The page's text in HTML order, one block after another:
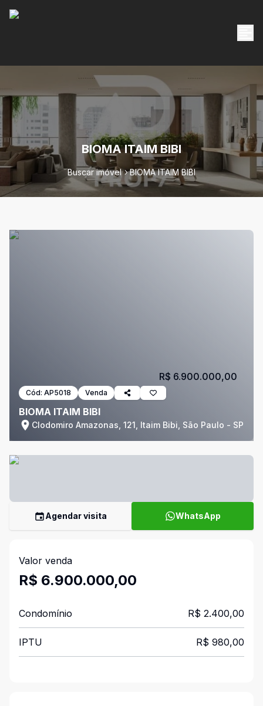
BIOMA ITAIM BIBI
Buscar imóvel BIOMA ITAIM BIBI
Cód: AP5018 Venda
BIOMA ITAIM BIBI
Clodomiro Amazonas, 121, Itaim Bibi, São Paulo - SP
R$ 6.900.000,00
Agendar visita WhatsApp
Valor venda
R$ 6.900.000,00
Condomínio R$ 2.400,00
IPTU R$ 980,00